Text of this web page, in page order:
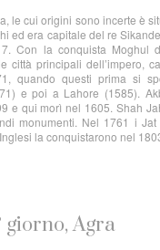
le cui origini sono incerte è
ed era capitale del re
Con la conquista Moghul
città principali dell’impero,
quando questi prima si
e poi a Lahore (1585).
e qui morì nel 1605. Shah
monumenti. Nel 1761 i Jat
la conquistarono nel
giorno, Agra